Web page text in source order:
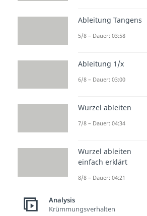
und umgekehrt
Zahlen
Ableitung Tangens
5/8 – Dauer: 03:58
Ableitung 1/x
6/8 – Dauer: 03:00
Wurzel ableiten
7/8 – Dauer: 04:34
Wurzel ableiten
einfach erklärt
8/8 – Dauer: 04:21
Analysis
Krümmungsverhalten